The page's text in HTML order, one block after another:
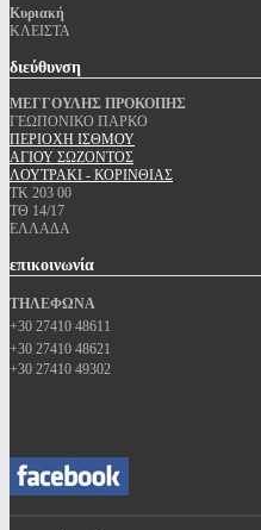
Κυριακή
ΚΛΕΙΣΤΑ
διεύθυνση
ΜΕΓΓΟΥΛΗΣ ΠΡΟΚΟΠΗΣ
ΓΕΩΠΟΝΙΚΟ ΠΑΡΚΟ
ΠΕΡΙΟΧΗ ΙΣΘΜΟΥ
ΑΓΙΟΥ ΣΩΖΟΝΤΟΣ
ΛΟΥΤΡΑΚΙ - ΚΟΡΙΝΘΙΑΣ
ΤΚ 203 00
ΤΘ 14/17
ΕΛΛΑΔΑ
επικοινωνία
ΤΗΛΕΦΩΝΑ
+30 27410 48611
+30 27410 48621
+30 27410 49302